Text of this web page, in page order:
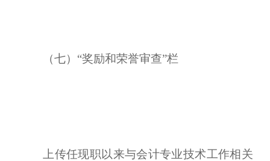
（七）“奖励和荣誉审查”栏
上传任现职以来与会计专业技术工作相关